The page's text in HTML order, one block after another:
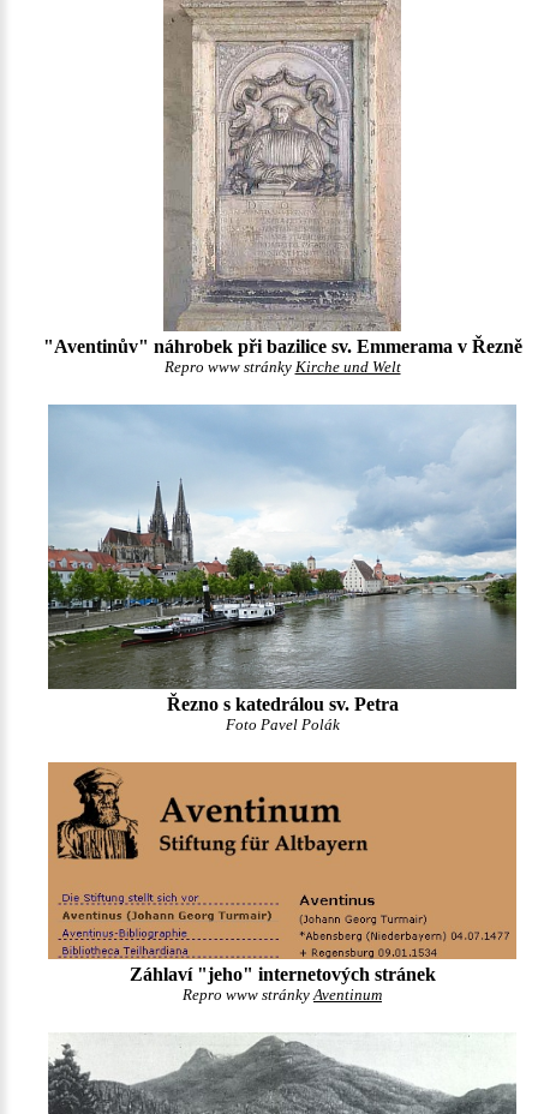
"Aventinův" náhrobek při bazilice sv. Emmerama v Řezně
Repro www stránky Kirche und Welt
Řezno s katedrálou sv. Petra
Foto Pavel Polák
Záhlaví "jeho" internetových stránek
Repro www stránky Aventinum